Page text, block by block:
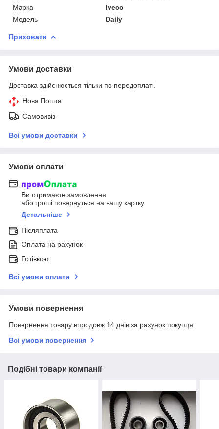
Марка
Iveco
Модель
Daily
Приховати
Умови доставки
Доставка здійснюється тільки по передоплаті.
Нова Пошта
Самовивіз
Всі умови доставки
Умови оплати
Ви отримаєте замовлення
або гроші повернуться на вашу картку
Детальніше
Післяплата
Оплата на рахунок
Готівкою
Всі умови оплати
Умови повернення
Повернення товару впродовж 14 днів за рахунок покупця
Всі умови повернення
Подібні товари компанії